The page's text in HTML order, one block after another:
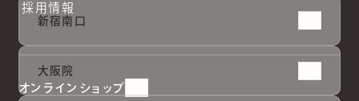
新宿南口
大阪院
採用情報
オンラインショップ